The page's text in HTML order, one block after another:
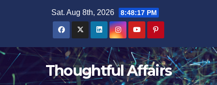
Sat. Aug 8th, 2026 8:48:18 PM
Thoughtful Affairs